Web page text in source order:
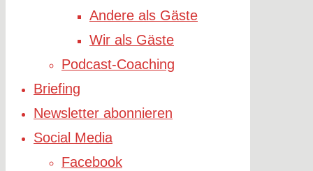
Andere als Gäste
Wir als Gäste
Podcast-Coaching
Briefing
Newsletter abonnieren
Social Media
Facebook